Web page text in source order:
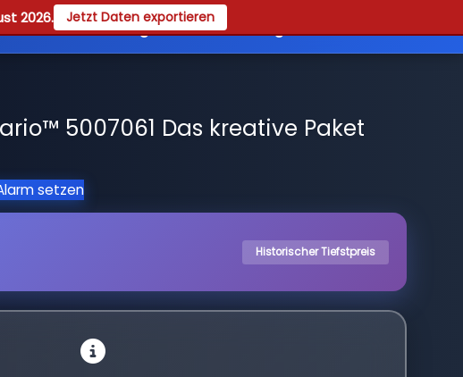
2026. Jetzt Daten exportieren
Guides Registrieren
5007061 Das kreative Paket
setzen
Historischer Tiefstpreis